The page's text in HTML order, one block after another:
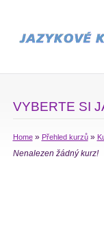
VYBERTE SI
Home» Přehled kurzů»
Nenalezen žádný kurz!